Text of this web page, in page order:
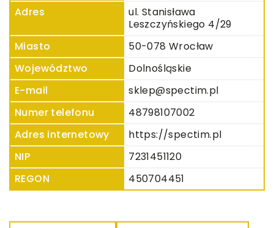
Adres
ul. Stanisława
Leszczyńskiego 4/29
Miasto
50-078 Wrocław
Województwo
Dolnośląskie
E-mail
sklep@spectim.pl
Numer telefonu
48798107002
Adres internetowy
https://spectim.pl
NIP
7231451120
REGON
450704451